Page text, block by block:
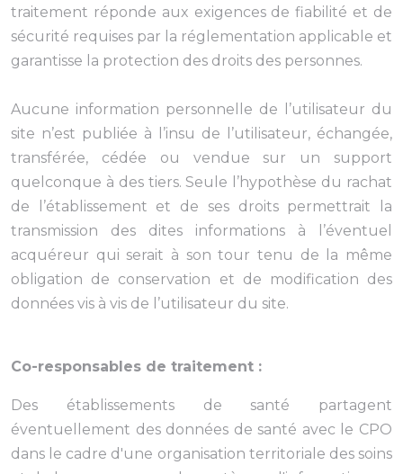
traitement réponde aux exigences de fiabilité et de
sécurité requises par la réglementation applicable et
garantisse la protection des droits des personnes.
Aucune information personnelle de l’utilisateur du
site n’est publiée à l’insu de l’utilisateur, échangée,
transférée, cédée ou vendue sur un support
quelconque à des tiers. Seule l’hypothèse du rachat
de l’établissement et de ses droits permettrait la
transmission des dites informations à l’éventuel
acquéreur qui serait à son tour tenu de la même
obligation de conservation et de modification des
données vis à vis de l’utilisateur du site.
Co-responsables de traitement :
Des établissements de santé partagent
éventuellement des données de santé avec le CPO
dans le cadre d'une organisation territoriale des soins